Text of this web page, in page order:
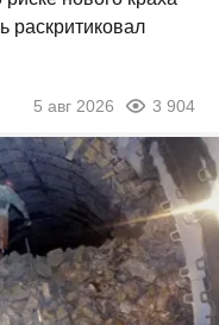
раскритиковал
5 авг 2026 3 904